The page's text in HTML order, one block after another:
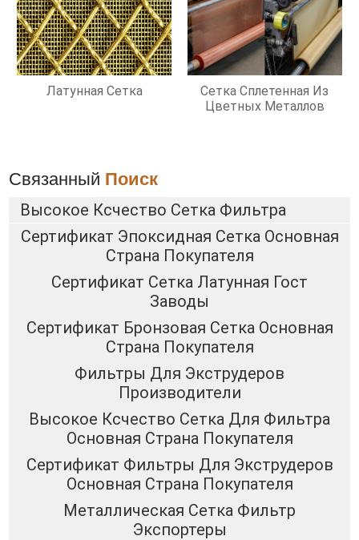
Латунная Сетка
Сетка Сплетенная Из
Цветных Металлов
Связанный Поиск
Высокое Ксчество Сетка Фильтра
Сертификат Эпоксидная Сетка Основная
Страна Покупателя
Сертификат Сетка Латунная Гост
Заводы
Сертификат Бронзовая Сетка Основная
Страна Покупателя
Фильтры Для Экструдеров
Производители
Высокое Ксчество Сетка Для Фильтра
Основная Страна Покупателя
Сертификат Фильтры Для Экструдеров
Основная Страна Покупателя
Металлическая Сетка Фильтр
Экспортеры